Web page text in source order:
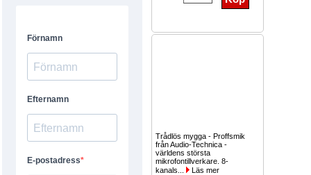
Trådlös mygga - Proffsmik
från Audio-Technica -
världens största
mikrofontillverkare. 8-
kanals...
Läs mer